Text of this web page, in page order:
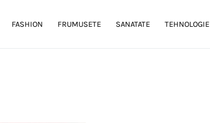
FASHION FRUMUSETE SANATATE TEHNOLOGIE